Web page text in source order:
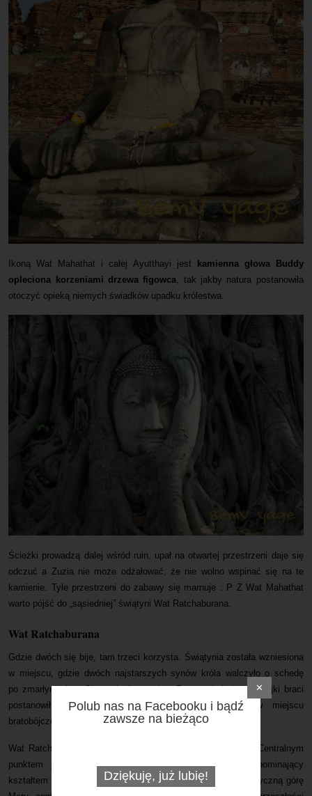
Ikoną Wat Mahathat i całej Ayutthayi jest kamienna głowa Buddy
opleciona korzeniami drzewa figowca , tak jakby natura postanowiła
otoczyć opieką niemych świadków upadku królestwa.
Ścieżki prowadzą dalej wśród ruin, upał na otwartej przestrzeni daje się
odczuć a Zuzia nie może odżałować, że nie wolno wspinać się na te
kamienie. Tyle przestrzeni do zabawy się marnuje : P Z Wat Mahathat
warto pójść do „sąsiedniej” świątyni Wat Ratchaburana.
Wat Ratchaburana
Gdzie dwóch się bije, tam trzeci korzysta. Świątynia została wzniesiona
w miejscu, gdzie dwóch najstarszych synów króla walczyło o schedę
po zmarłym ojcu. Obaj polegli w walce. Za to najmłodszy z trójki braci
postanowił uczcić ich pamięć wznosząc świątynię w miejscu
bratobójczej potyczki, jednocześnie wstępując na tron.
Wat Ratchaburana nie jest tak rozległa jak Wat Mahathat. Centralnym
punktem jest wysokiprang w stylu khmerskim
przypominający
kształtem gigantyczną kolbę kukurydzy. Symbolizuje ona mityczną górę
Polub nas na Facebooku i bądź
zawsze na bieżąco
✕
Dziękuję, już lubię!